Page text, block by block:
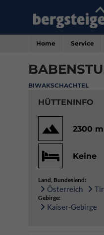
Home Service
BIWAKSCHACHTEL
HÜTTENINFO
2300 m
Keine
Land, Bundesland:
Österreich
Gebirge:
Kaiser-Gebirge